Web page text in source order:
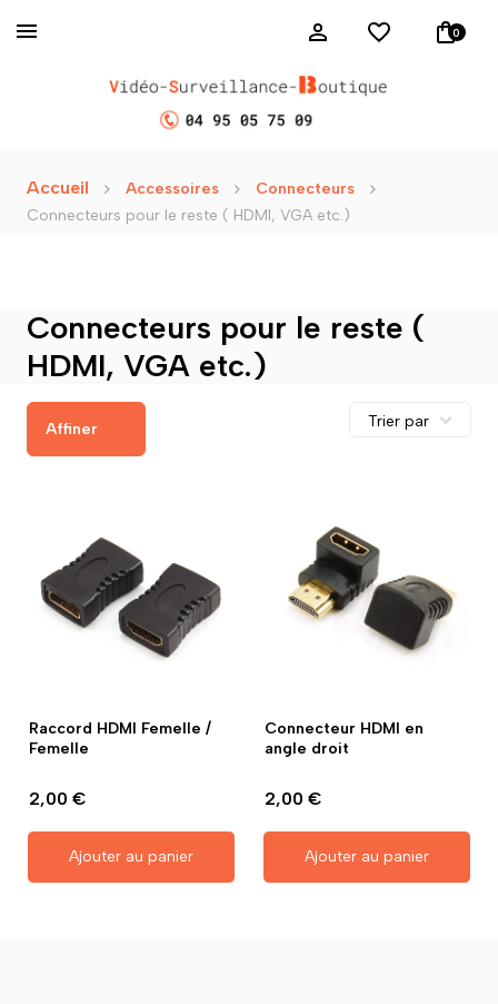
0
Accueil Accessoires
Connecteurs
Connecteurs pour le reste ( HDMI, VGA etc.)
Connecteurs pour le reste (
HDMI, VGA etc.)
Affiner
Raccord HDMI Femelle /
Femelle
2,00 €
Ajouter au panier
Connecteur HDMI en
angle droit
2,00 €
Ajouter au panier